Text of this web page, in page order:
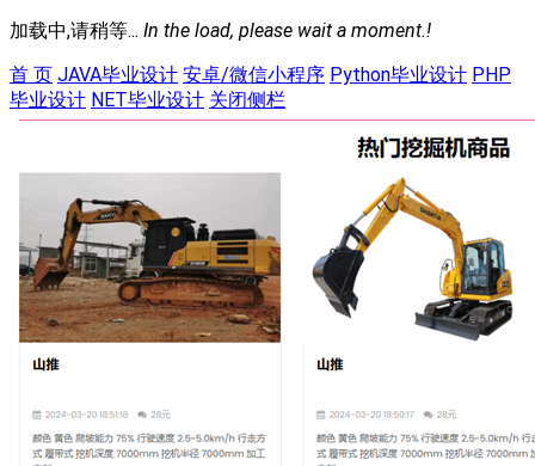
加载中,请稍等... In the load, please wait a moment.!
首 页 JAVA毕业设计 安卓/微信小程序 Python毕业设计 PHP
毕业设计 NET毕业设计 关闭侧栏